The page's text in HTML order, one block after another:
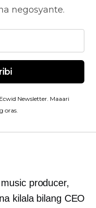
negosyante.
Newsletter. Maaari
oras.
producer,
kilala bilang CEO